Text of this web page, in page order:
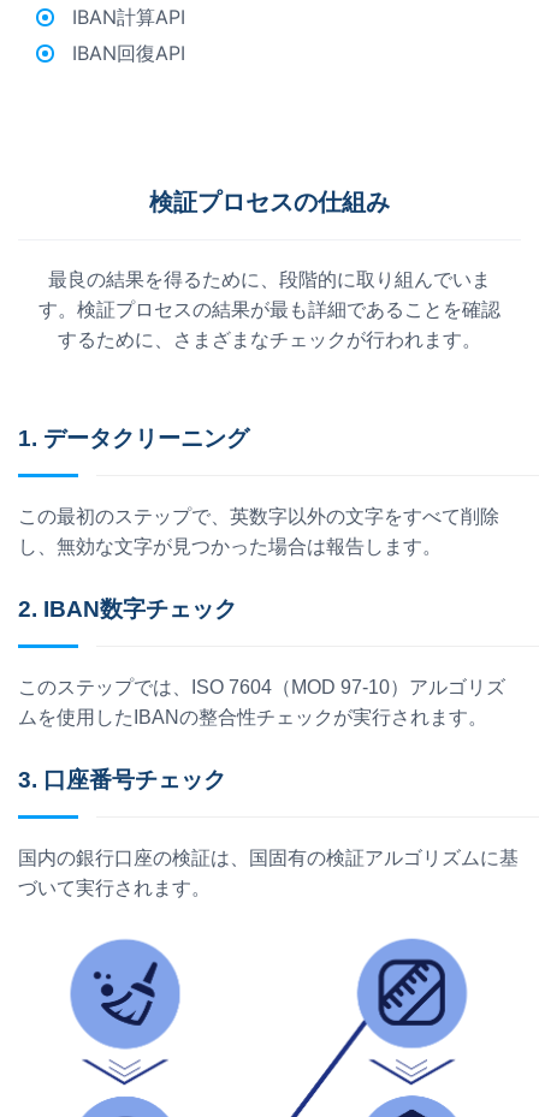
IBAN計算API
IBAN回復API
検証プロセスの仕組み
最良の結果を得るために、段階的に取り組んでいま
す。検証プロセスの結果が最も詳細であることを確認
するために、さまざまなチェックが行われます。
1. データクリーニング
この最初のステップで、英数字以外の文字をすべて削除
し、無効な文字が見つかった場合は報告します。
2. IBAN数字チェック
このステップでは、ISO 7604（MOD 97-10）アルゴリズ
ムを使用したIBANの整合性チェックが実行されます。
3. 口座番号チェック
国内の銀行口座の検証は、国固有の検証アルゴリズムに基
づいて実行されます。